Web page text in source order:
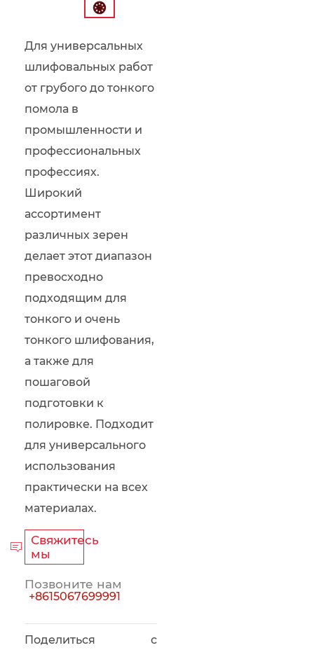
Для универсальных
шлифовальных работ
от грубого до тонкого
помола в
промышленности и
профессиональных
профессиях.
Широкий
ассортимент
различных зерен
делает этот диапазон
превосходно
подходящим для
тонкого и очень
тонкого шлифования,
а также для
пошаговой
подготовки к
полировке. Подходит
для универсального
использования
практически на всех
материалах.

Свяжитесь
мы
Позвоните нам
+8615067699991
Поделиться с